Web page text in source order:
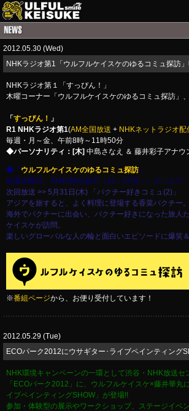
ITEM
MAIL
2012.05.30 (Wed)
NHKラジオ第1「ウルフルケイスケのゆるコミュ探訪
NHKラジオ第１「すっぴん！」
木曜コーナー「ウルフルケイスケのゆるコミュ探訪」
「 すっぴん！
」
R1 NHKラジオ第1(AM全国放送 + NHKネットラジオ配
毎週・月～金、午前8時～11時50分
◆パーソナリティ：[木] 中島さなえ ＆ 藤井彩子アナウ
◆「 ウルフルケイスケのゆるコミュ探訪 」
毎週木曜日、AM10時台前半（10：07頃～）オンエア
次回放送 >> 5月31日(木) 「パクチー好きコミュ(2)」
アジアを旅すると、よく料理に登場する香菜パクチー。
海外でパクチーに出会い、パクチー好きになった旅人
ケイスケが訪問。
楽しいグローバルな人の輪と面白いエピソードに爆笑＆
※番組ページから、お便り受付しています！
2012.05.29 (Tue)
ECOパーク2012にウサギター･ライブペインティング
NHK環境キャンペーンの一環として渋谷・NHK放送セ
「ECOパーク2012」に、ウルフルケイスケ×藤井華丸
イブペインティングSHOW」が登場!!
参加・体験型の展示やワークショップ、ステージイベ